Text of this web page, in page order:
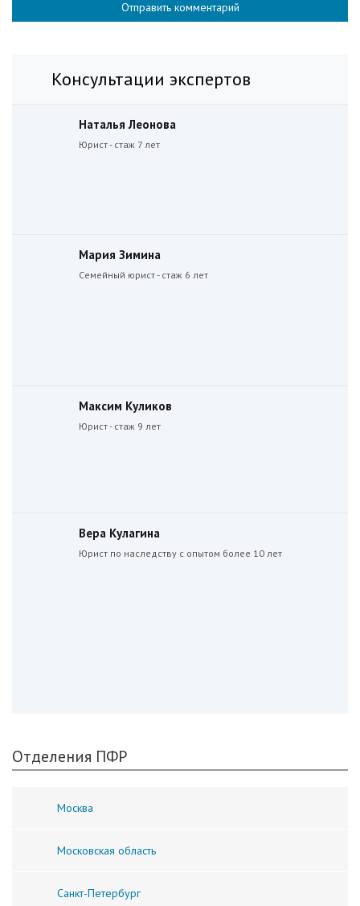
Консультации экспертов
Наталья Леонова
Юрист - стаж 7 лет
Мария Зимина
Семейный юрист - стаж 6 лет
Максим Куликов
Юрист - стаж 9 лет
Вера Кулагина
Юрист по наследству с опытом более 10 лет
Отделения ПФР
Москва
Московская область
Санкт-Петербург